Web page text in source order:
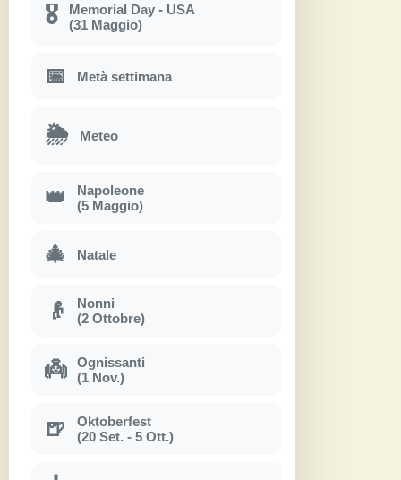
🎖
Memorial Day - USA
(31 Maggio)
📅 Metà settimana
🌦 Meteo
👑
Napoleone
(5 Maggio)
🎄 Natale
👴
Nonni
(2 Ottobre)
👼
Ognissanti
(1 Nov.)
🍺
Oktoberfest
(20 Set. - 5 Ott.)